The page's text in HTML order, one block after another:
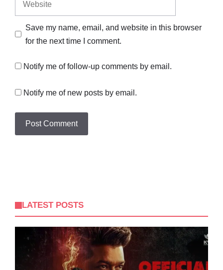
Save my name, email, and website in this browser
for the next time I comment.
Notify me of follow-up comments by email.
Notify me of new posts by email.
LATEST POSTS